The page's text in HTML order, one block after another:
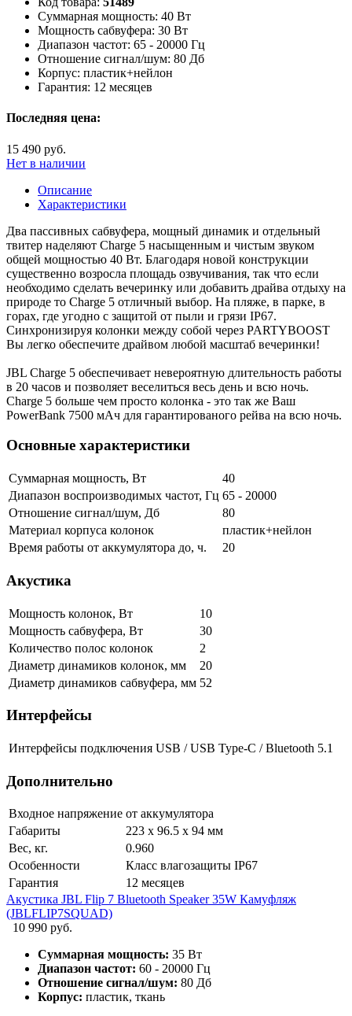
Суммарная мощность: 40 Вт
Мощность сабвуфера: 30 Вт
Диапазон частот: 65 - 20000 Гц
Отношение сигнал/шум: 80 Дб
Корпус: пластик+нейлон
Гарантия: 12 месяцев
Последняя цена:
15 490 руб.
Нет в наличии
Описание
Характеристики
Два пассивных сабвуфера, мощный динамик и отдельный
твитер наделяют Charge 5 насыщенным и чистым звуком
общей мощностью 40 Вт. Благодаря новой конструкции
существенно возросла площадь озвучивания, так что если
необходимо сделать вечеринку или добавить драйва отдыху на
природе то Charge 5 отличный выбор. На пляже, в парке, в
горах, где угодно с защитой от пыли и грязи IP67.
Синхронизируя колонки между собой через PARTYBOOST
Вы легко обеспечите драйвом любой масштаб вечеринки!
JBL Charge 5 обеспечивает невероятную длительность работы
в 20 часов и позволяет веселиться весь день и всю ночь.
Charge 5 больше чем просто колонка - это так же Ваш
PowerBank 7500 мАч для гарантированого рейва на всю ночь.
Основные характеристики
Суммарная мощность, Вт
40
Диапазон воспроизводимых частот, Гц 65 - 20000
Отношение сигнал/шум, Дб
80
Материал корпуса колонок
пластик+нейлон
Время работы от аккумулятора до, ч.
20
Акустика
Мощность колонок, Вт
10
Мощность сабвуфера, Вт
30
Количество полос колонок
2
Диаметр динамиков колонок, мм
20
Диаметр динамиков сабвуфера, мм 52
Интерфейсы
Интерфейсы подключения USB / USB Type-C / Bluetooth 5.1
Дополнительно
Входное напряжение от аккумулятора
Габариты
223 x 96.5 x 94 мм
Вес, кг.
0.960
Особенности
Класс влагозащиты IP67
Гарантия
12 месяцев
Акустика JBL Flip 7 Bluetooth Speaker 35W Камуфляж
(JBLFLIP7SQUAD)
10 990 руб.
Суммарная мощность: 35 Вт
Диапазон частот: 60 - 20000 Гц
Отношение сигнал/шум: 80 Дб
Корпус: пластик, ткань